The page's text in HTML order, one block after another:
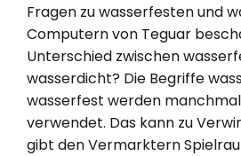
Fragen zu wasserfesten und
Computern von Teguar
Unterschied zwischen
wasserdicht? Die Begriffe
wasserfest werden
verwendet. Das kann zu
gibt den Vermarktern